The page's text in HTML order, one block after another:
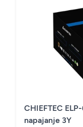
CHIEFTEC
napajanje 3Y